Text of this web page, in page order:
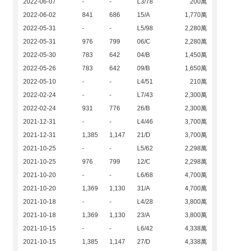
2022-06-07 - - L3/78
200萬
2022-06-02
841 686 15/A
1,770萬
2022-05-31
- - L5/98
2,280萬
2022-05-31
976 799 06/C
2,280萬
2022-05-30
783 642 04/B
1,450萬
2022-05-26
783 642 09/B
1,650萬
2022-05-10
- - L4/51
210萬
2022-02-24
- - L7/43
2,300萬
2022-02-24
931 776 26/B
2,300萬
2021-12-31
- - L4/46
3,700萬
2021-12-31
1,385 1,147 21/D
3,700萬
2021-10-25
- - L5/62
2,298萬
2021-10-25
976 799 12/C
2,298萬
2021-10-20
- - L6/68
4,700萬
2021-10-20
1,369 1,130 31/A
4,700萬
2021-10-18
- - L4/28
3,800萬
2021-10-18
1,369 1,130 23/A
3,800萬
2021-10-15
- - L6/42
4,338萬
2021-10-15
1,385 1,147 27/D
4,338萬